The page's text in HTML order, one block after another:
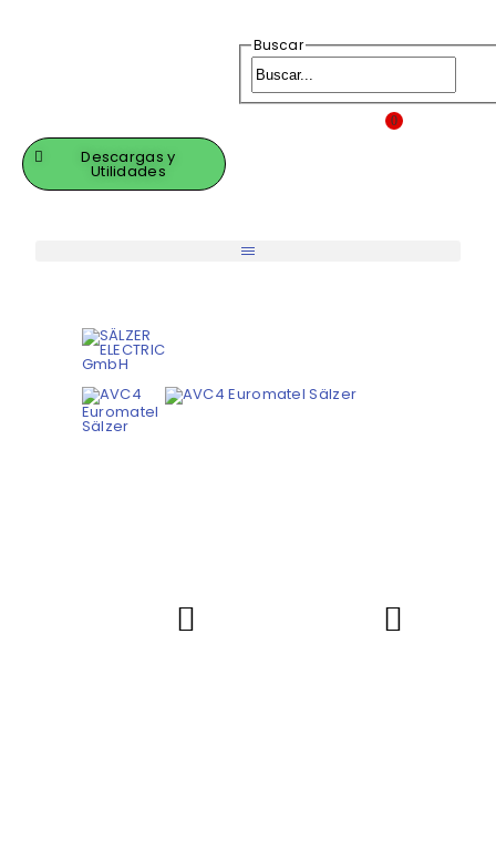
Buscar
0
Descargas y
Utilidades